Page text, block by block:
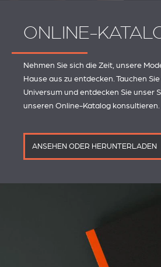
ONLINE-
Nehmen Sie sich die Zeit, unsere
Hause aus zu entdecken. Tauchen
Universum und entdecken Sie unser
unseren Online-Katalog konsultieren.
ANSEHEN ODER HERUNTERLADEN